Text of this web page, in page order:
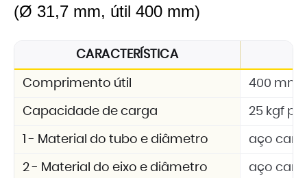
(Ø 31,7 mm, útil 400 mm)
CARACTERÍSTICA
Comprimento útil 400 mm
Capacidade de carga 25 kgf
1 - Material do tubo e diâmetro aço
2 - Material do eixo e diâmetro aço